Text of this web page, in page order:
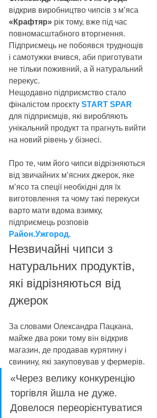
відкрив виробництво чипсів з м’яса
«Крафтяр» рік тому, вже під час
повномасштабного вторгнення.
Підприємець не побоявся труднощів
і самотужки вчився, аби приготувати
не тільки поживний, а й натуральний
перекус.
Нещодавно підприємство стало
фіналістом проєкту START SPAR
для підприємців, які виробляють
унікальний продукт та прагнуть вийти
на новий рівень у бізнесі.
Про те, чим його чипси відрізняються
від звичайних м’ясних джерок, яке
м’ясо та спеції необхідні для їх
виготовлення та чому такі перекуси
варто мати вдома взимку,
підприємець розповів
Район.Ужгород.
Незвичайні чипси з
натуральних продуктів,
які відрізняються від
джерок
За словами Олександра Пацкана,
майже два роки тому він відкрив
магазин, де продавав курятину і
свинину, які закуповував у фермерів.
«Через велику конкуренцію
торгівля йшла не дуже.
Довелося переорієнтуватися